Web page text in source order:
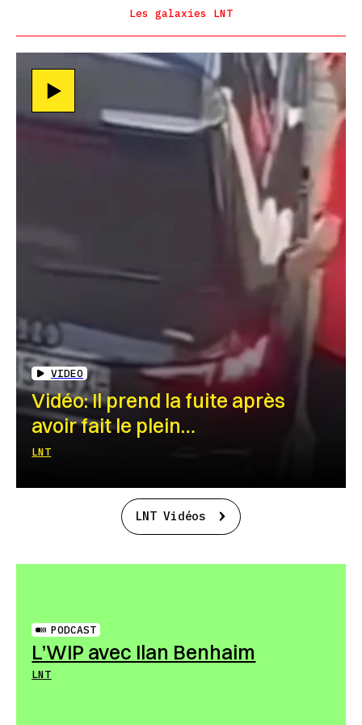
Les galaxies LNT
VIDEO
Vidéo: Il prend la fuite après
avoir fait le plein…
LNT
LNT Vidéos
PODCAST
L’WIP avec Ilan Benhaim
LNT